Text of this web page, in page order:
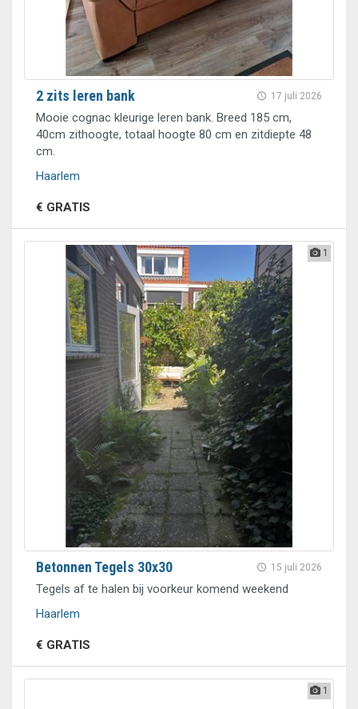
17 juli 2026
2 zits leren bank
Mooie cognac kleurige leren bank. Breed 185 cm,
40cm zithoogte, totaal hoogte 80 cm en zitdiepte 48
cm.
Haarlem
€ GRATIS
1
15 juli 2026
Betonnen Tegels 30x30
Tegels af te halen bij voorkeur komend weekend
Haarlem
€ GRATIS
1